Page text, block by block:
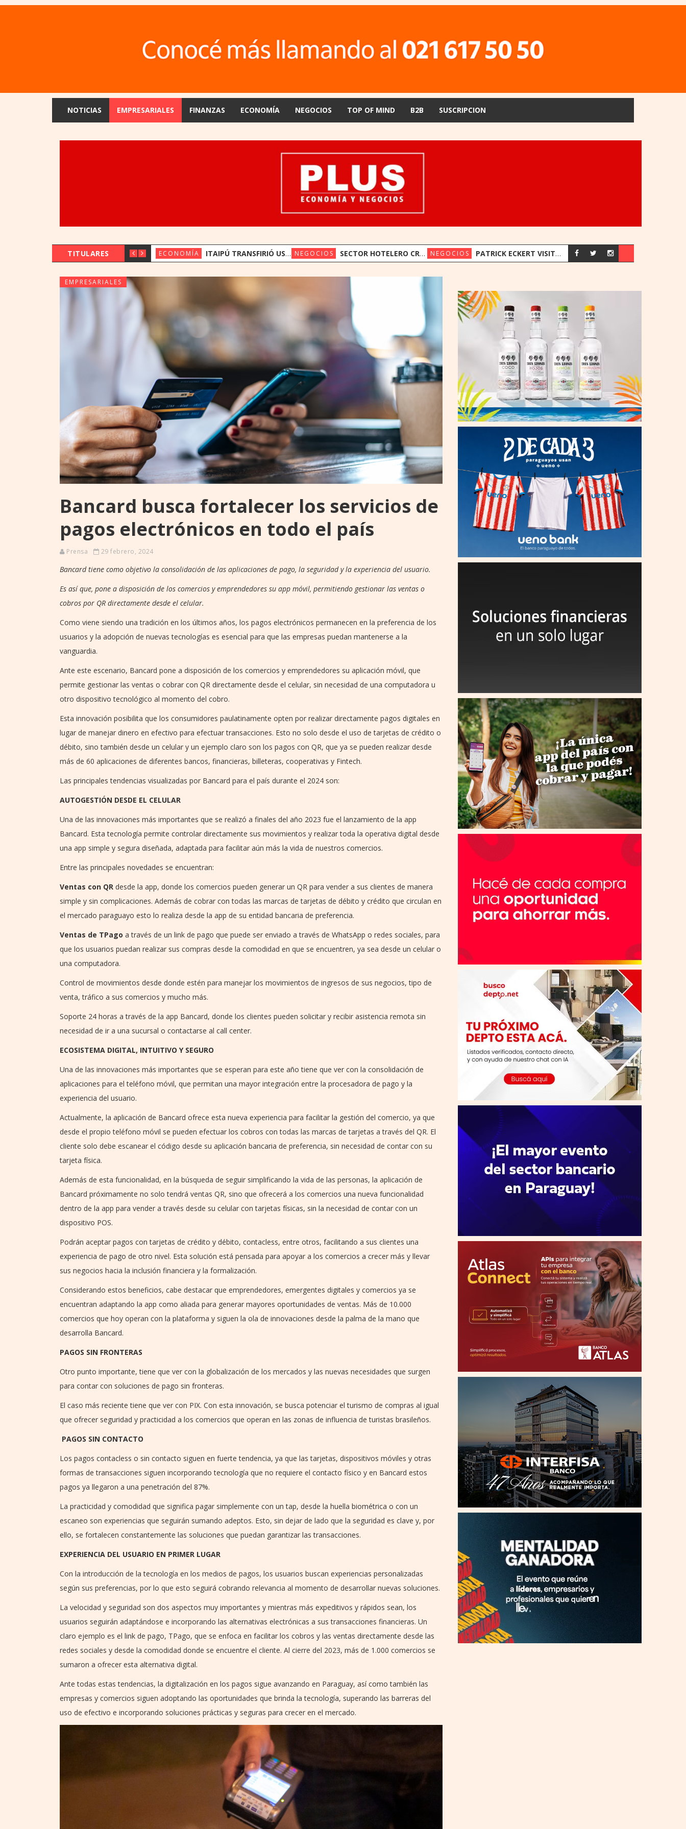
NOTICIAS EMPRESARIALES FINANZAS ECONOMÍA NEGOCIOS TOP OF MIND B2B SUSCRIPCION
TITULARES ECONOMÍA ITAIPÚ TRANSFIRIÓ US$ 275 MILLONES AL ESTADO EN LO QUE VA DEL AÑO NEGOCIOS SECTOR HOTELERO CRECIÓ 43% EN EL PRIMER SEMESTRE NEGOCIOS PATRICK ECKERT VISITÓ PARAGUAY PARA IMPULSAR EL ACCESO OPORTUNO A LA INNOVACIÓN EN SALUD
EMPRESARIALES
Bancard busca fortalecer los servicios de
pagos electrónicos en todo el país
Prensa 29 febrero, 2024
Bancard tiene como objetivo la consolidación de las aplicaciones de pago, la seguridad y la experiencia del usuario.
Es así que, pone a disposición de los comercios y emprendedores su app móvil, permitiendo gestionar las ventas o
cobros por QR directamente desde el celular.
Como viene siendo una tradición en los últimos años, los pagos electrónicos permanecen en la preferencia de los
usuarios y la adopción de nuevas tecnologías es esencial para que las empresas puedan mantenerse a la
vanguardia.
Ante este escenario, Bancard pone a disposición de los comercios y emprendedores su aplicación móvil, que
permite gestionar las ventas o cobrar con QR directamente desde el celular, sin necesidad de una computadora u
otro dispositivo tecnológico al momento del cobro.
Esta innovación posibilita que los consumidores paulatinamente opten por realizar directamente pagos digitales en
lugar de manejar dinero en efectivo para efectuar transacciones. Esto no solo desde el uso de tarjetas de crédito o
débito, sino también desde un celular y un ejemplo claro son los pagos con QR, que ya se pueden realizar desde
más de 60 aplicaciones de diferentes bancos, financieras, billeteras, cooperativas y Fintech.
Las principales tendencias visualizadas por Bancard para el país durante el 2024 son:
AUTOGESTIÓN DESDE EL CELULAR
Una de las innovaciones más importantes que se realizó a finales del año 2023 fue el lanzamiento de la app
Bancard. Esta tecnología permite controlar directamente sus movimientos y realizar toda la operativa digital desde
una app simple y segura diseñada, adaptada para facilitar aún más la vida de nuestros comercios.
Entre las principales novedades se encuentran:
Ventas con QR desde la app, donde los comercios pueden generar un QR para vender a sus clientes de manera
simple y sin complicaciones. Además de cobrar con todas las marcas de tarjetas de débito y crédito que circulan en
el mercado paraguayo esto lo realiza desde la app de su entidad bancaria de preferencia.
Ventas de TPago a través de un link de pago que puede ser enviado a través de WhatsApp o redes sociales, para
que los usuarios puedan realizar sus compras desde la comodidad en que se encuentren, ya sea desde un celular o
una computadora.
Control de movimientos desde donde estén para manejar los movimientos de ingresos de sus negocios, tipo de
venta, tráfico a sus comercios y mucho más.
Soporte 24 horas a través de la app Bancard, donde los clientes pueden solicitar y recibir asistencia remota sin
necesidad de ir a una sucursal o contactarse al call center.
ECOSISTEMA DIGITAL, INTUITIVO Y SEGURO
Una de las innovaciones más importantes que se esperan para este año tiene que ver con la consolidación de
aplicaciones para el teléfono móvil, que permitan una mayor integración entre la procesadora de pago y la
experiencia del usuario.
Actualmente, la aplicación de Bancard ofrece esta nueva experiencia para facilitar la gestión del comercio, ya que
desde el propio teléfono móvil se pueden efectuar los cobros con todas las marcas de tarjetas a través del QR. El
cliente solo debe escanear el código desde su aplicación bancaria de preferencia, sin necesidad de contar con su
tarjeta física.
Además de esta funcionalidad, en la búsqueda de seguir simplificando la vida de las personas, la aplicación de
Bancard próximamente no solo tendrá ventas QR, sino que ofrecerá a los comercios una nueva funcionalidad
dentro de la app para vender a través desde su celular con tarjetas físicas, sin la necesidad de contar con un
dispositivo POS.
Podrán aceptar pagos con tarjetas de crédito y débito, contacless, entre otros, facilitando a sus clientes una
experiencia de pago de otro nivel. Esta solución está pensada para apoyar a los comercios a crecer más y llevar
sus negocios hacia la inclusión financiera y la formalización.
Considerando estos beneficios, cabe destacar que emprendedores, emergentes digitales y comercios ya se
encuentran adaptando la app como aliada para generar mayores oportunidades de ventas. Más de 10.000
comercios que hoy operan con la plataforma y siguen la ola de innovaciones desde la palma de la mano que
desarrolla Bancard.
PAGOS SIN FRONTERAS
Otro punto importante, tiene que ver con la globalización de los mercados y las nuevas necesidades que surgen
para contar con soluciones de pago sin fronteras.
El caso más reciente tiene que ver con PIX. Con esta innovación, se busca potenciar el turismo de compras al igual
que ofrecer seguridad y practicidad a los comercios que operan en las zonas de influencia de turistas brasileños.
PAGOS SIN CONTACTO
Los pagos contacless o sin contacto siguen en fuerte tendencia, ya que las tarjetas, dispositivos móviles y otras
formas de transacciones siguen incorporando tecnología que no requiere el contacto físico y en Bancard estos
pagos ya llegaron a una penetración del 87%.
La practicidad y comodidad que significa pagar simplemente con un tap, desde la huella biométrica o con un
escaneo son experiencias que seguirán sumando adeptos. Esto, sin dejar de lado que la seguridad es clave y, por
ello, se fortalecen constantemente las soluciones que puedan garantizar las transacciones.
EXPERIENCIA DEL USUARIO EN PRIMER LUGAR
Con la introducción de la tecnología en los medios de pagos, los usuarios buscan experiencias personalizadas
según sus preferencias, por lo que esto seguirá cobrando relevancia al momento de desarrollar nuevas soluciones.
La velocidad y seguridad son dos aspectos muy importantes y mientras más expeditivos y rápidos sean, los
usuarios seguirán adaptándose e incorporando las alternativas electrónicas a sus transacciones financieras. Un
claro ejemplo es el link de pago, TPago, que se enfoca en facilitar los cobros y las ventas directamente desde las
redes sociales y desde la comodidad donde se encuentre el cliente. Al cierre del 2023, más de 1.000 comercios se
sumaron a ofrecer esta alternativa digital.
Ante todas estas tendencias, la digitalización en los pagos sigue avanzando en Paraguay, así como también las
empresas y comercios siguen adoptando las oportunidades que brinda la tecnología, superando las barreras del
uso de efectivo e incorporando soluciones prácticas y seguras para crecer en el mercado.